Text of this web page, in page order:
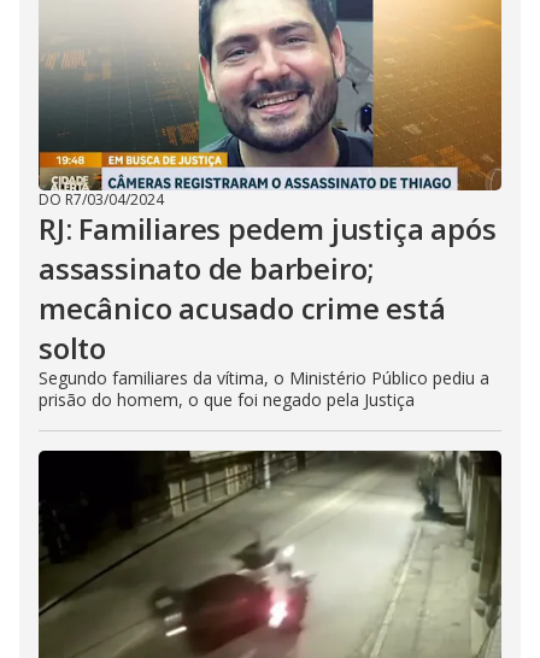
DO R7/03/04/2024
RJ: Familiares pedem justiça após
assassinato de barbeiro;
mecânico acusado crime está
solto
Segundo familiares da vítima, o Ministério Público pediu a
prisão do homem, o que foi negado pela Justiça